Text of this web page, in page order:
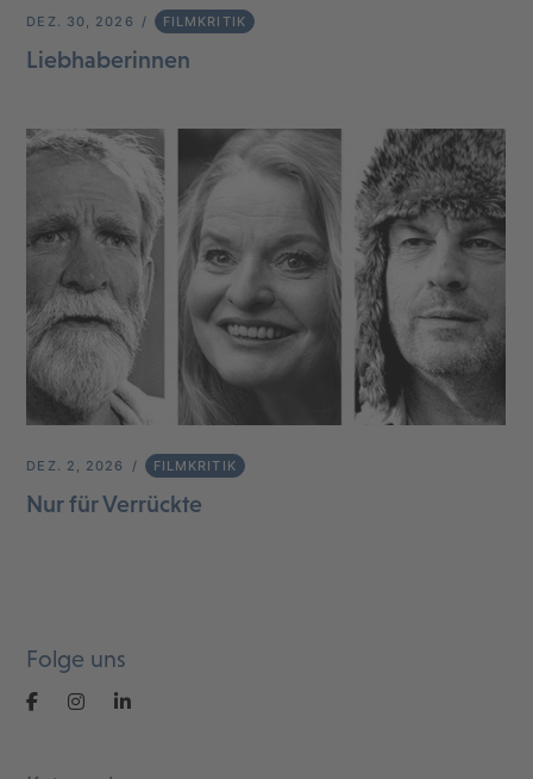
DEZ. 30, 2026 FILMKRITIK
Liebhaberinnen
DEZ. 2, 2026 FILMKRITIK
Nur für Verrückte
Folge uns